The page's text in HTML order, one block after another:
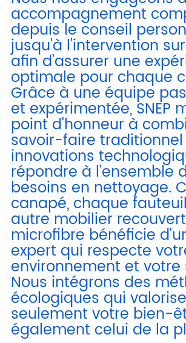
accompagnement
depuis le conseil
jusqu'à l'intervention
afin d'assurer une
optimale pour chaque
Grâce à une équipe
et expérimentée, SNEP
point d'honneur à
savoir-faire
innovations
répondre à l'ensemble
besoins en nettoyage.
canapé, chaque
autre mobilier
microfibre bénéficie
expert qui respecte
environnement et votre
Nous intégrons des
écologiques qui
seulement votre bien-
également celui de la